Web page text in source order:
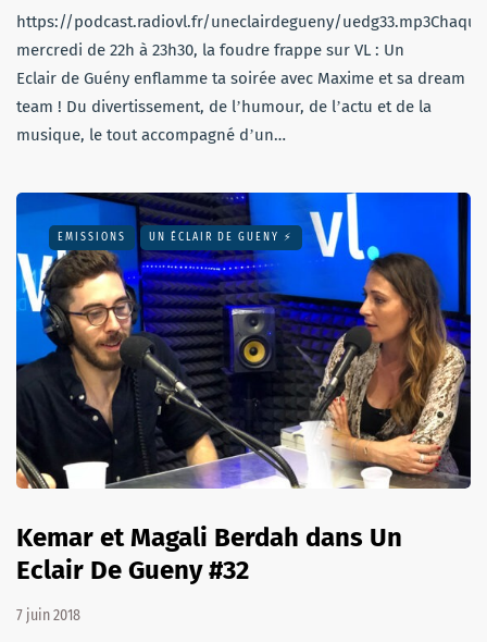
https://podcast.radiovl.fr/uneclairdegueny/uedg33.mp3Chaque
mercredi de 22h à 23h30, la foudre frappe sur VL : Un
Eclair de Guény enflamme ta soirée avec Maxime et sa dream
team ! Du divertissement, de lʼhumour, de lʼactu et de la
musique, le tout accompagné dʼun…
EMISSIONS UN ÉCLAIR DE GUENY ⚡️
Kemar et Magali Berdah dans Un
Eclair De Gueny #32
7 juin 2018